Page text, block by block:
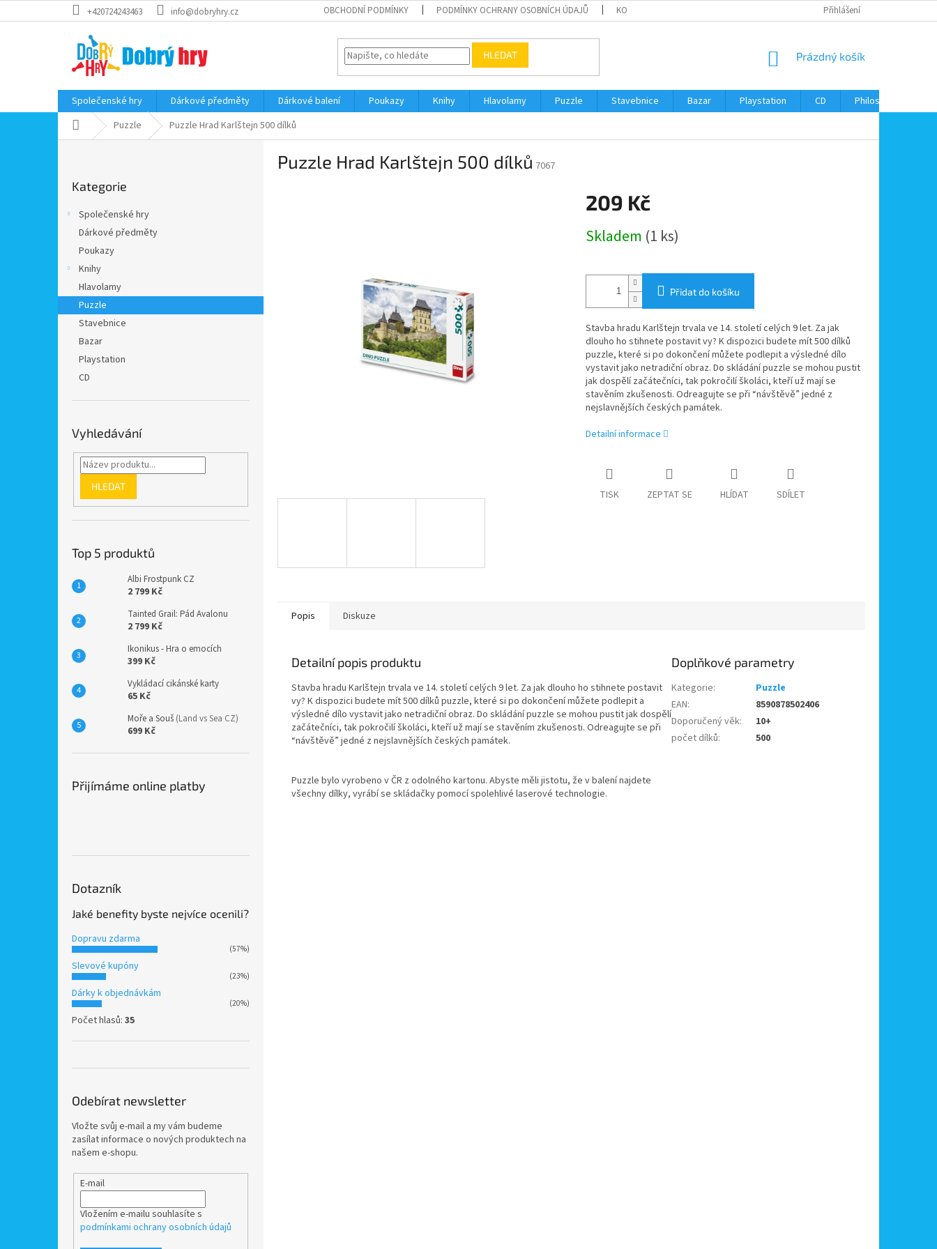
na
+420724243463 info@dobryhry.cz OBCHODNÍ PODMÍNKY PODMÍNKY OCHRANY OSOBNÍCH ÚDAJŮ KONTAKTY Přihlášení
HLEDAT
NÁKUPNÍ
Prázdný košík
Společenské hry Dárkové předměty Dárkové balení Poukazy Knihy Hlavolamy Puzzle Stavebnice Bazar Playstation CD Philos
Domů Puzzle Puzzle Hrad Karlštejn 500 dílků
a
n
kategorie
Kategorie
Společenské hry
Dárkové předměty
Poukazy
Knihy
Hlavolamy
Puzzle
Stavebnice
Bazar
Playstation
CD
Vyhledávání
HLEDAT
Top 5 produktů
Albi Frostpunk CZ
2 799 Kč
Tainted Grail: Pád Avalonu
2 799 Kč
Ikonikus - Hra o emocích
399 Kč
Vykládací cikánské karty
65 Kč
Moře a Souš (Land vs Sea CZ)
699 Kč
Přijímáme online platby
Dotazník
Jaké benefity byste nejvíce ocenili?
Dopravu zdarma
(57%)
Slevové kupóny
(23%)
Dárky k objednávkám
(20%)
Počet hlasů: 35
Odebírat newsletter
Vložte svůj e-mail a my vám budeme
zasílat informace o nových produktech na
našem e-shopu.
E-mail
Vložením e-mailu souhlasíte s
podmínkami ochrany osobních údajů
Puzzle Hrad Karlštejn 500 dílků 7067
209 Kč
cena:
Skladem (1 ks)
Přidat do košíku
Stavba hradu Karlštejn trvala ve 14. století celých 9 let. Za jak
dlouho ho stihnete postavit vy? K dispozici budete mít 500 dílků
puzzle, které si po dokončení můžete podlepit a výsledné dílo
vystavit jako netradiční obraz. Do skládání puzzle se mohou pustit
jak dospělí začátečníci, tak pokročilí školáci, kteří už mají se
stavěním zkušenosti. Odreagujte se při “návštěvě” jedné z
nejslavnějších českých památek.
Detailní informace
TISK ZEPTAT SE HLÍDAT SDÍLET
Popis Diskuze
Detailní popis produktu
Stavba hradu Karlštejn trvala ve 14. století celých 9 let. Za jak dlouho ho stihnete postavit
vy? K dispozici budete mít 500 dílků puzzle, které si po dokončení můžete podlepit a
výsledné dílo vystavit jako netradiční obraz. Do skládání puzzle se mohou pustit jak dospělí
začátečníci, tak pokročilí školáci, kteří už mají se stavěním zkušenosti. Odreagujte se při
“návštěvě” jedné z nejslavnějších českých památek.
Puzzle bylo vyrobeno v ČR z odolného kartonu. Abyste měli jistotu, že v balení najdete
všechny dílky, vyrábí se skládačky pomocí spolehlivé laserové technologie.
Doplňkové parametry
Kategorie:
Puzzle
EAN:
8590878502406
Doporučený věk:
10+
počet dílků: 500